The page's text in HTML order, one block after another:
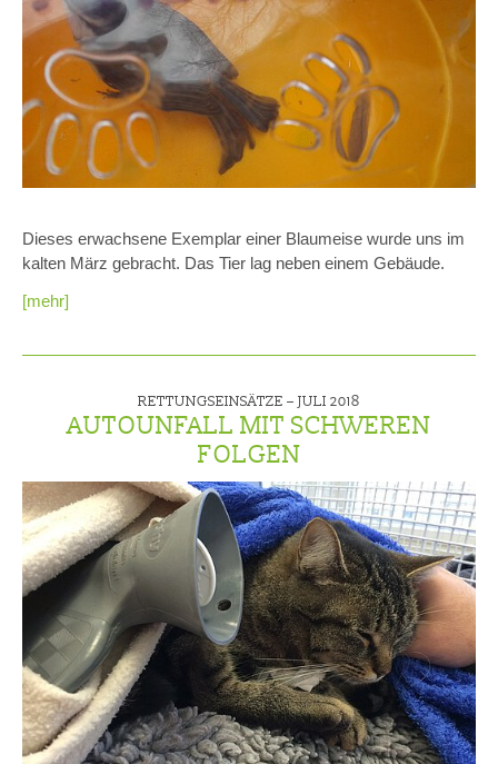
Dieses erwachsene Exemplar einer Blaumeise wurde uns im
kalten März gebracht. Das Tier lag neben einem Gebäude.
[mehr]
RETTUNGSEINSÄTZE – JULI 2018
AUTOUNFALL MIT SCHWEREN
FOLGEN